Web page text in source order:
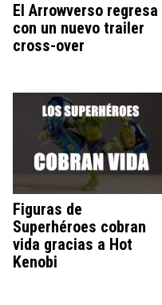
El Arrowverso regresa
con un nuevo trailer
cross-over
Figuras de
Superhéroes cobran
vida gracias a Hot
Kenobi